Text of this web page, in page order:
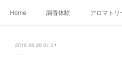
Home 調香体験 アロマトリ
2016.06.29 01:31